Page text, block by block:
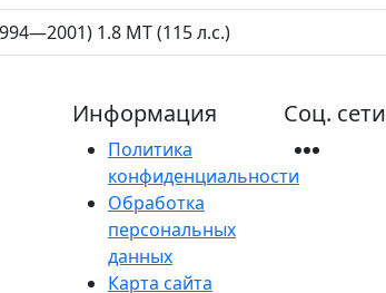
1.8 MT (115 л.с.)
Информация
Политика
конфиденциальности
Обработка
персональных
данных
Карта сайта
Соц. сети